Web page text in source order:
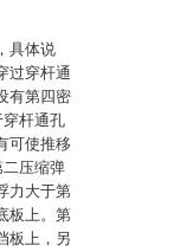
具体说
过穿杆通
有第四密
杆通孔
可使推移
压缩弹
力大于第
板上。第
板上，另